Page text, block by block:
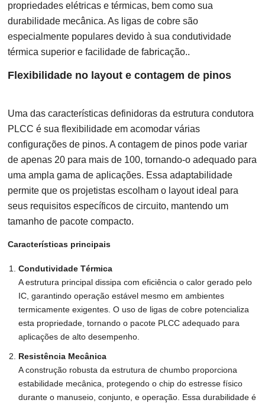
propriedades elétricas e térmicas, bem como sua
durabilidade mecânica. As ligas de cobre são
especialmente populares devido à sua condutividade
térmica superior e facilidade de fabricação..
Flexibilidade no layout e contagem de pinos
Uma das características definidoras da estrutura condutora
PLCC é sua flexibilidade em acomodar várias
configurações de pinos. A contagem de pinos pode variar
de apenas 20 para mais de 100, tornando-o adequado para
uma ampla gama de aplicações. Essa adaptabilidade
permite que os projetistas escolham o layout ideal para
seus requisitos específicos de circuito, mantendo um
tamanho de pacote compacto.
Características principais
Condutividade Térmica
A estrutura principal dissipa com eficiência o calor gerado pelo
IC, garantindo operação estável mesmo em ambientes
termicamente exigentes. O uso de ligas de cobre potencializa
esta propriedade, tornando o pacote PLCC adequado para
aplicações de alto desempenho.
Resistência Mecânica
A construção robusta da estrutura de chumbo proporciona
estabilidade mecânica, protegendo o chip do estresse físico
durante o manuseio, conjunto, e operação. Essa durabilidade é